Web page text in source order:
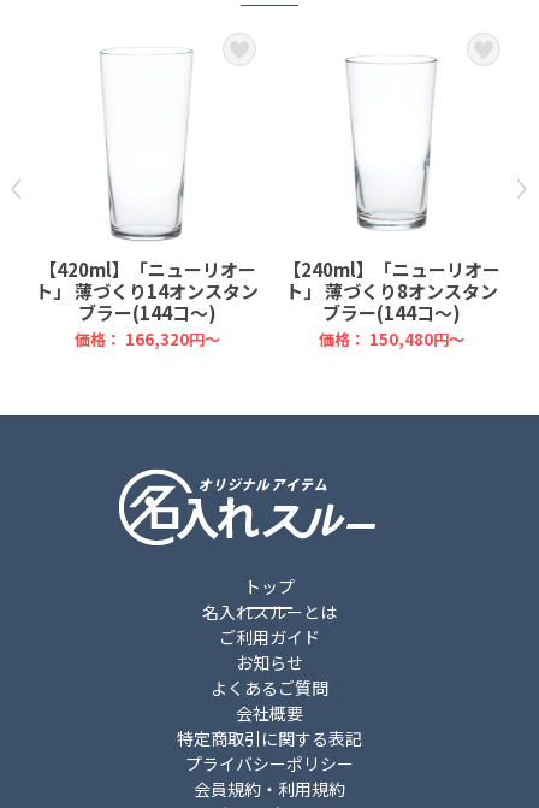
【420ml】「ニューリオー
ト」 薄づくり14オンスタン
ブラー(144コ～)
価格： 166,320円～
【240ml】「ニューリオー
ト」 薄づくり8オンスタン
ブラー(144コ～)
価格： 150,480円～
トップ
名入れスルーとは
ご利用ガイド
お知らせ
よくあるご質問
会社概要
特定商取引に関する表記
プライバシーポリシー
会員規約・利用規約